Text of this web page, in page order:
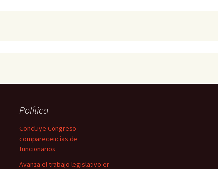
Política
Concluye Congreso
comparecencias de
funcionarios
Avanza el trabajo legislativo en